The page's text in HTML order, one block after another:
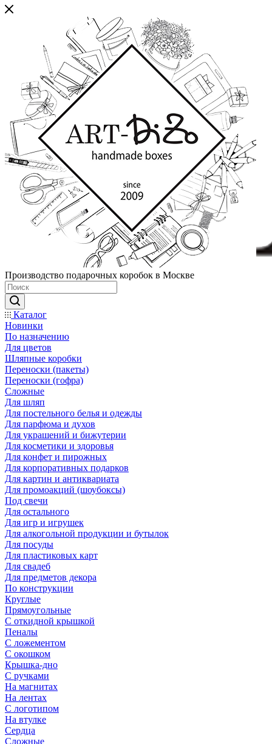
Производство подарочных коробок в Москве
Каталог
Новинки
По назначению
Для цветов
Шляпные коробки
Переноски (пакеты)
Переноски (гофра)
Сложные
Для шляп
Для постельного белья и одежды
Для парфюма и духов
Для украшений и бижутерии
Для косметики и здоровья
Для конфет и пирожных
Для корпоративных подарков
Для картин и антиквариата
Для промоакций (шоубоксы)
Под свечи
Для остального
Для игр и игрушек
Для алкогольной продукции и бутылок
Для посуды
Для пластиковых карт
Для свадеб
Для предметов декора
По конструкции
Круглые
Прямоугольные
С откидной крышкой
Пеналы
С ложементом
С окошком
Крышка-дно
С ручками
На магнитах
На лентах
С логотипом
На втулке
Сердца
Сложные